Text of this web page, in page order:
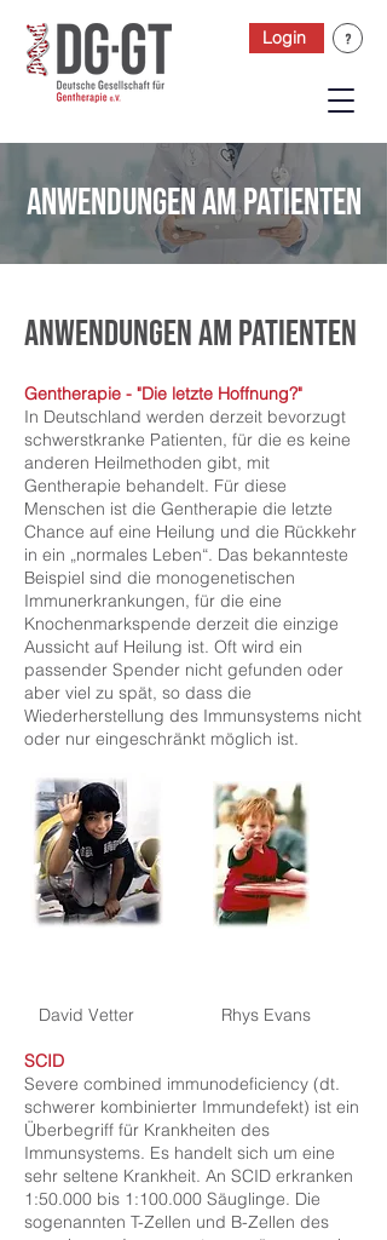
Login
Anwendungen am Patienten
Anwendungen am Patienten
Gentherapie - "Die letzte Hoffnung?"
In Deutschland werden derzeit bevorzugt
schwerstkranke Patienten, für die es keine
anderen Heilmethoden gibt, mit
Gentherapie behandelt. Für diese
Menschen ist die Gentherapie die letzte
Chance auf eine Heilung und die Rückkehr
in ein „normales Leben“. Das bekannteste
Beispiel sind die monogenetischen
Immunerkrankungen, für die eine
Knochenmarkspende derzeit die einzige
Aussicht auf Heilung ist. Oft wird ein
passender Spender nicht gefunden oder
aber viel zu spät, so dass die
Wiederherstellung des Immunsystems nicht
oder nur eingeschränkt möglich ist.
David Vetter Rhys Evans
SCID
Severe combined immunodeficiency (dt.
schwerer kombinierter Immundefekt) ist ein
Überbegriff für Krankheiten des
Immunsystems. Es handelt sich um eine
sehr seltene Krankheit. An SCID erkranken
1:50.000 bis 1:100.000 Säuglinge. Die
sogenannten T-Zellen und B-Zellen des